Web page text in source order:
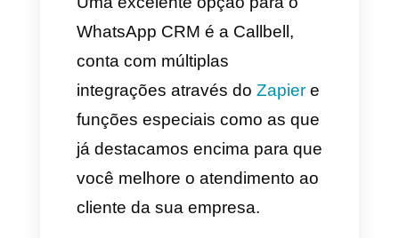
do WhatsApp Business:
Você pode criar um perfil
comercial com informação de
contato, sites oficiais e
localização comercial.
Estabeleça um horário de